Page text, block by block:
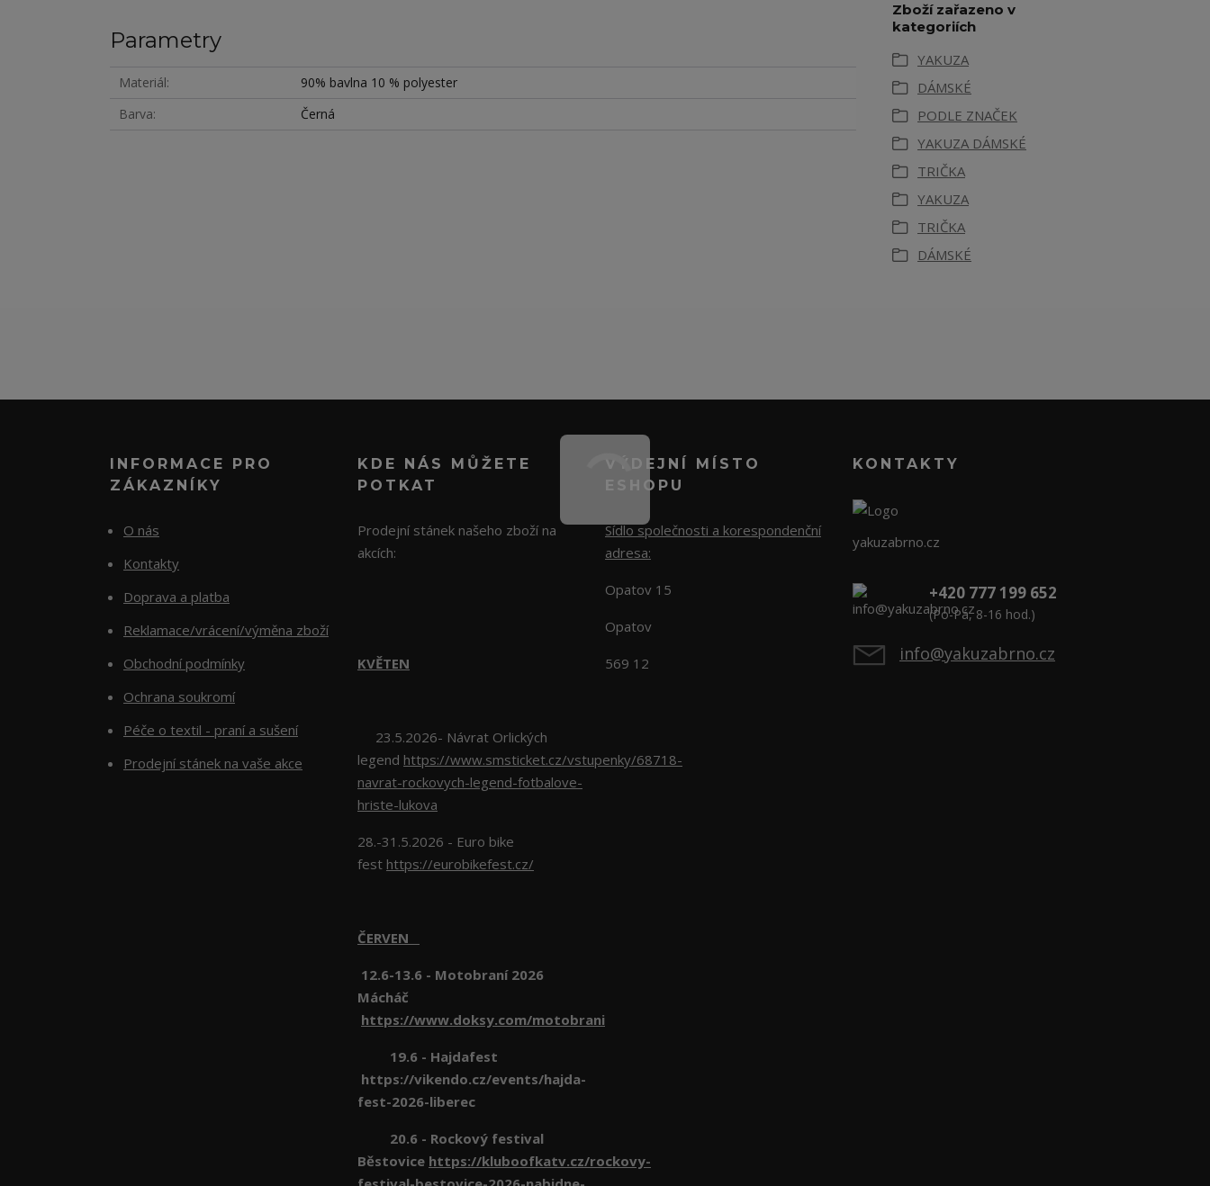
Parametry
Materiál
90% bavlna 10 % polyester
Barva
Černá
Zboží zařazeno v
kategoriích
YAKUZA
DÁMSKÉ
PODLE ZNAČEK
YAKUZA DÁMSKÉ
TRIČKA
YAKUZA
TRIČKA
DÁMSKÉ
INFORMACE PRO
ZÁKAZNÍKY
O nás
Kontakty
Doprava a platba
Reklamace/vrácení/výměna zboží
Obchodní podmínky
Ochrana soukromí
Péče o textil - praní a sušení
Prodejní stánek na vaše akce
KDE NÁS MŮŽETE
POTKAT
Prodejní stánek našeho zboží na
akcích:
KVĚTEN
23.5.2026- Návrat Orlických
legend https://www.smsticket.cz/vstupenky/68718-
navrat-rockovych-legend-fotbalove-
hriste-lukova
28.-31.5.2026 - Euro bike
fest https://eurobikefest.cz/
ČERVEN
12.6-13.6 - Motobraní 2026
Mácháč
https://www.doksy.com/motobrani
19.6 - Hajdafest
https://vikendo.cz/events/hajda-
fest-2026-liberec
20.6 - Rockový festival
Běstovice https://kluboofkatv.cz/rockovy-
VÝDEJNÍ MÍSTO
ESHOPU
Sídlo společnosti a korespondenční
adresa:
Opatov 15
Opatov
569 12
KONTAKTY
yakuzabrno.cz
+420 777 199 652
(Po-Pá, 8-16 hod.)
info@yakuzabrno.cz